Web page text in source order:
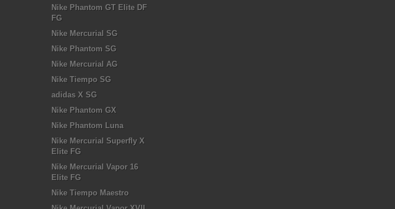
Nike Phantom GT Elite DF
FG
Nike Mercurial SG
Nike Phantom SG
Nike Mercurial AG
Nike Tiempo SG
adidas X SG
Nike Phantom GX
Nike Phantom Luna
Nike Mercurial Superfly X
Elite FG
Nike Mercurial Vapor 16
Elite FG
Nike Tiempo Maestro